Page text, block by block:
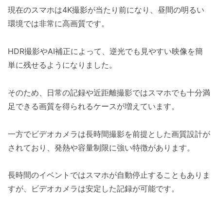
現在のスマホは4K撮影が当たり前になり、昼間の明るい
環境では非常に高画質です。
HDR撮影やAI補正によって、逆光でも見やすい映像を簡
単に残せるようになりました。
そのため、日常の記録や近距離撮影ではスマホでも十分満
足できる画質を得られるケースが増えています。
一方でビデオカメラは長時間撮影を前提とした画質設計が
されており、発熱や容量制限に強い特徴があります。
長時間のイベントではスマホが自動停止することもありま
すが、ビデオカメラは安定した記録が可能です。